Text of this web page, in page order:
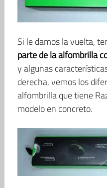
Si le damos la vuelta,
parte de la alfombrilla
y algunas
derecha, vemos los
alfombrilla que tiene
modelo en concreto.